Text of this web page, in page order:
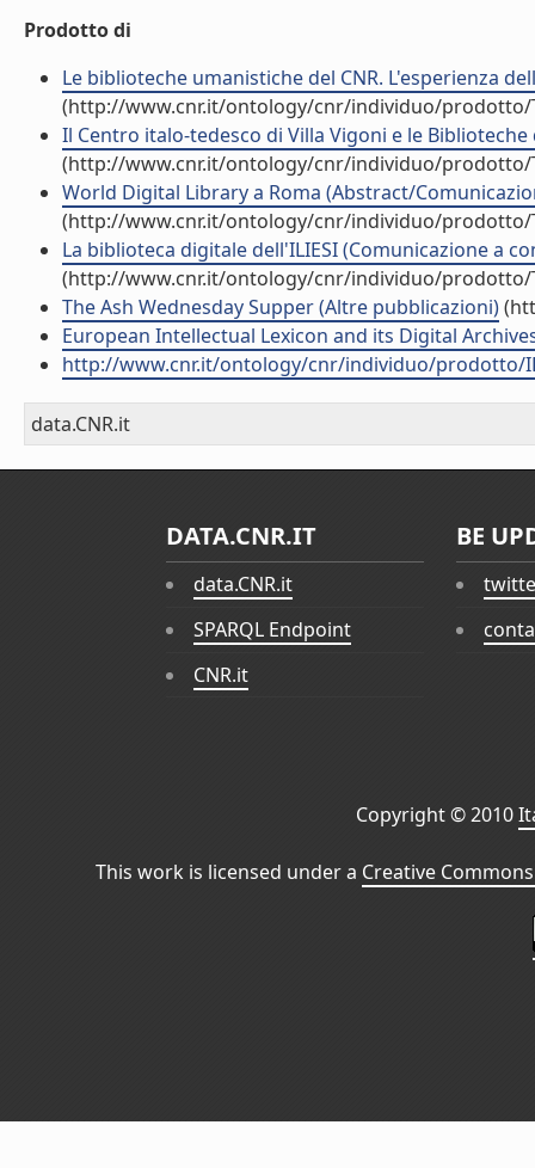
Prodotto di
Le biblioteche umanistiche del CNR. L'esperienza
(http://www.cnr.it/ontology/cnr/individuo/prodotto/
Il Centro italo-tedesco di Villa Vigoni e le
(http://www.cnr.it/ontology/cnr/individuo/prodotto/
World Digital Library a Roma (Abstract/
(http://www.cnr.it/ontology/cnr/individuo/prodotto/
La biblioteca digitale dell'ILIESI (Comunicazione a
(http://www.cnr.it/ontology/cnr/individuo/prodotto/
The Ash Wednesday Supper (Altre pubblicazioni)
European Intellectual Lexicon and its Digital
http://www.cnr.it/ontology/cnr/individuo/prodotto/
data.CNR.it
DATA.CNR.IT
data.CNR.it
SPARQL Endpoint
CNR.it
BE
Copyright © 2010
This work is licensed under a Creative